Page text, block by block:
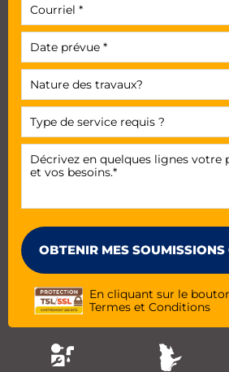
En cliquant sur le
Termes et Conditions